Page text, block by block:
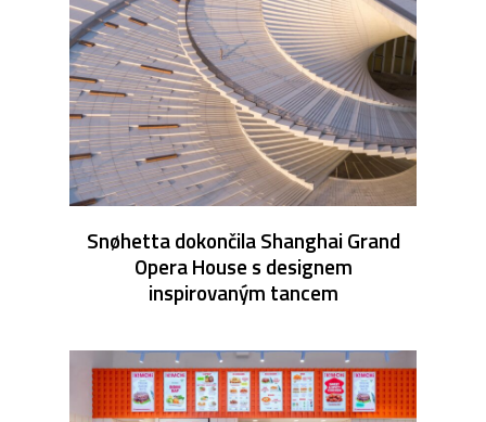
Snøhetta dokončila Shanghai Grand
Opera House s designem
inspirovaným tancem